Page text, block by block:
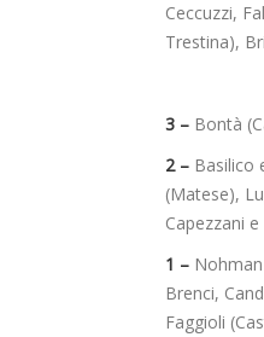
Ceccuzzi,
Trestina),
3 – Bontà
2 – Basilico
(Matese),
Capezzani
1 –
Brenci,
Faggioli